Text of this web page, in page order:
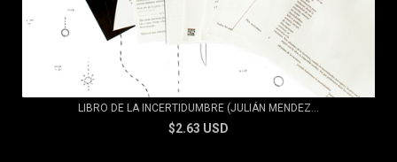
LIBRO DE LA INCERTIDUMBRE (JULIÁN MENDEZ...
$2.63 USD